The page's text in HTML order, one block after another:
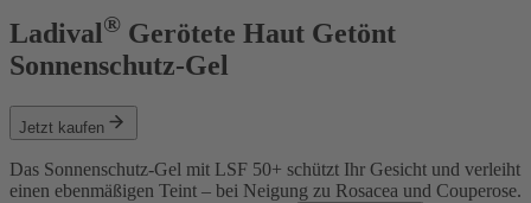
Ladival® Gerötete Haut Getönt
Sonnenschutz-Gel
Jetzt kaufen
Das Sonnenschutz-Gel mit LSF 50+ schützt Ihr Gesicht und verleiht
einen ebenmäßigen Teint – bei Neigung zu Rosacea und Couperose.